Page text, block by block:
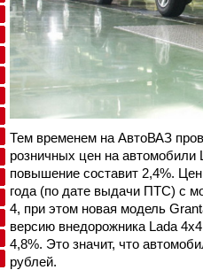
Тем временем на АвтоВАЗ
розничных цен на
повышение составит 2,4%.
года (по дате выдачи ПТС) с
4, при этом новая модель
версию внедорожника Lada
4,8%. Это значит, что
рублей.